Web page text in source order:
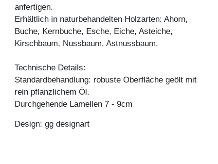
anfertigen.
Erhältlich in naturbehandelten Holzarten: Ahorn,
Buche, Kernbuche, Esche, Eiche, Asteiche,
Kirschbaum, Nussbaum, Astnussbaum.
Technische Details:
Standardbehandlung: robuste Oberfläche geölt mit
rein pflanzlichem Öl.
Durchgehende Lamellen 7 - 9cm
Design: gg designart